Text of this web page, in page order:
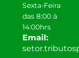
Sexta-Feira
das 8:00 à
14:00hrs
Email: